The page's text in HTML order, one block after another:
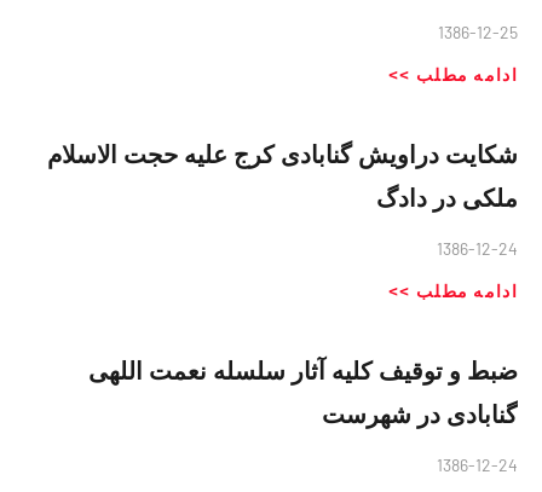
1386-12-25
ادامه مطلب >>
شکایت دراویش گنابادی کرج علیه حجت الاسلام
ملکی در دادگ
1386-12-24
ادامه مطلب >>
ضبط و توقیف کلیه آثار سلسله نعمت اللهی
گنابادی در شهرست
1386-12-24